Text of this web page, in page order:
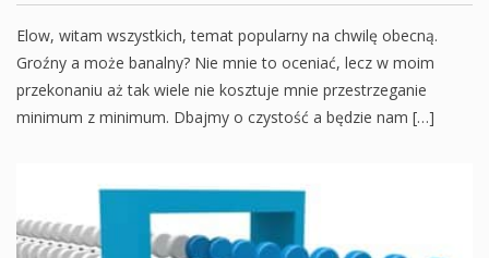
Elow, witam wszystkich, temat popularny na chwilę obecną.
Groźny a może banalny? Nie mnie to oceniać, lecz w moim
przekonaniu aż tak wiele nie kosztuje mnie przestrzeganie
minimum z minimum. Dbajmy o czystość a będzie nam […]